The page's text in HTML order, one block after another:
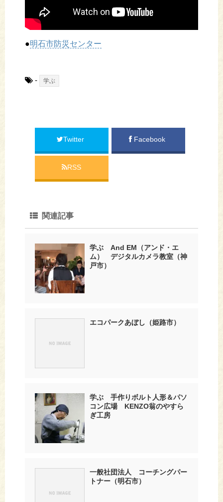
●明石市防災センター
- 学ぶ
Twitter Facebook
RSS
関連記事
学ぶ And EM（アンド・エ
ム） デジタルカメラ教室（神
戸市）
エコパークあぼし（姫路市）
学ぶ 手作りボルト人形＆パソ
コン広場 KENZO翁のやすら
ぎ工房
一般社団法人 コーチングパー
トナー（明石市）